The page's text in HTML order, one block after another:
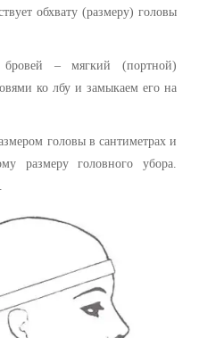
обхвату (размеру) головы
– мягкий (портной)
ко лбу и замыкаем его на
головы в сантиметрах и
размеру головного убора.